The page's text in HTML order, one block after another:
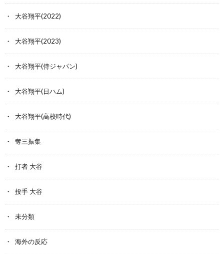
大谷翔平(2022)
大谷翔平(2023)
大谷翔平(侍ジャパン)
大谷翔平(日ハム)
大谷翔平(高校時代)
奪三振集
打者 大谷
投手 大谷
未分類
海外の反応